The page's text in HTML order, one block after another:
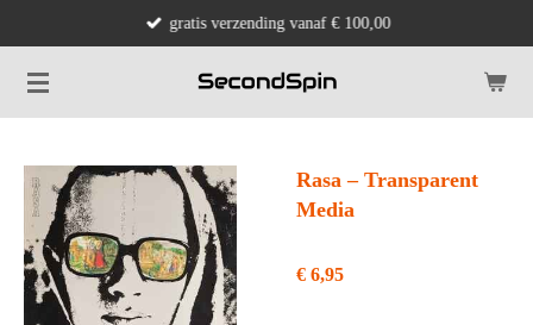
naar
de
gratis verzending vanaf € 100,00
Rasa ‎– Transparent
Media
€ 6,95